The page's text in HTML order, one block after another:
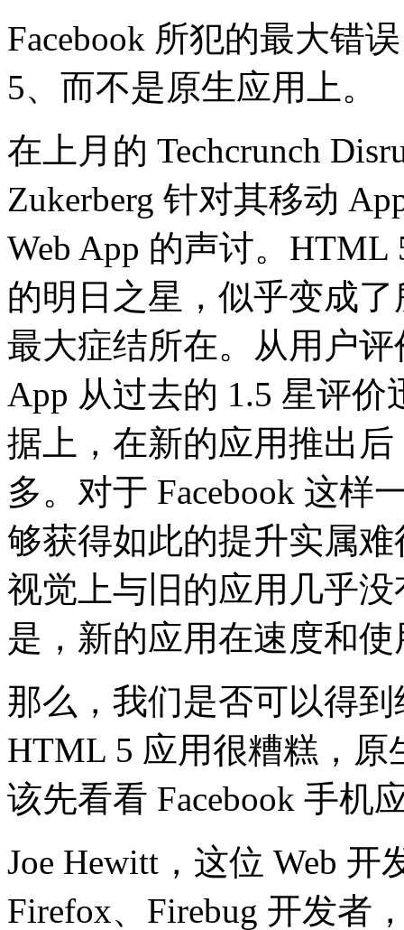
Facebook 所犯的最大错
5、而不是原生应用上。
在上月的 Techcrunch
Zukerberg 针对其移动
Web App 的声讨。HTML
的明日之星，似乎变成
最大症结所在。从用户评
App 从过去的 1.5 星评
据上，在新的应用推出
多。对于 Facebook 这样
够获得如此的提升实属
视觉上与旧的应用几乎
是，新的应用在速度和
那么，我们是否可以得
HTML 5 应用很糟糕，
该先看看 Facebook 手机
Joe Hewitt，这位 Web
Firefox、Firebug 开发者